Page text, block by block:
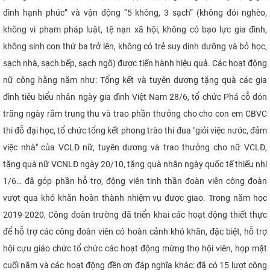
đình hạnh phúc” và vận động “5 không, 3 sạch” (không đói nghèo,
không vi phạm pháp luật, tệ nạn xã hội, không có bạo lực gia đình,
không sinh con thứ ba trở lên, không có trẻ suy dinh dưỡng và bỏ học,
sạch nhà, sạch bếp, sạch ngõ) được tiến hành hiệu quả. Các hoạt động
nữ công hằng năm như: Tổng kết và tuyên dương tặng quà các gia
đình tiêu biểu nhân ngày gia đình Việt Nam 28/6, tổ chức Phá cỗ đón
trăng ngày rằm trung thu và trao phần thưởng cho cho con em CBVC
thi đỗ đại học, tổ chức tổng kết phong trào thi đua "giỏi việc nước, đảm
việc nhà" của VCLĐ nữ, tuyên dương và trao thưởng cho nữ VCLĐ,
tặng quà nữ VCNLĐ ngày 20/10, tặng quà nhân ngày quốc tế thiếu nhi
1/6… đã góp phần hỗ trợ, động viên tinh thần đoàn viên công đoàn
vượt qua khó khăn hoàn thành nhiệm vụ được giao. Trong năm học
2019-2020, Công đoàn trường đã triển khai các hoạt động thiết thực
để hỗ trợ các công đoàn viên có hoàn cảnh khó khăn, đặc biệt, hỗ trợ
hội cựu giáo chức tổ chức các hoạt động mừng thọ hội viên, họp mặt
cuối năm và các hoạt động đền ơn đáp nghĩa khác: đã có 15 lượt công